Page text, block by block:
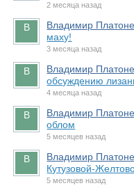
2 месяца назад
Владимир
маху!
3 месяца назад
Владимир
обсуждению
4 месяца назад
Владимир
облом
5 месяцев назад
Владимир
Кутузовой-
5 месяцев назад